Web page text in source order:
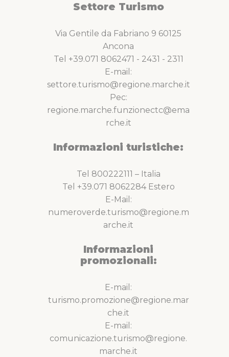
Settore Turismo
Via Gentile da Fabriano 9 60125
Ancona
Tel +39.071 8062471 - 2431 - 2311
E-mail:
settore.turismo@regione.marche.it
Pec:
regione.marche.funzionectc@ema
rche.it
Informazioni turistiche:
Tel 800222111 – Italia
Tel +39.071 8062284 Estero
E-Mail:
numeroverde.turismo@regione.m
arche.it
Informazioni
promozionali:
E-mail:
turismo.promozione@regione.mar
che.it
E-mail:
comunicazione.turismo@regione.
marche.it